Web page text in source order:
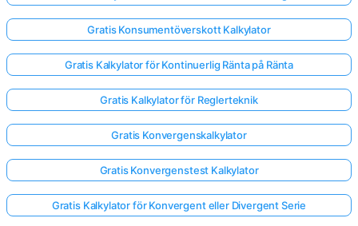
Gratis Konsumentöverskott Kalkylator
Gratis Kalkylator för Kontinuerlig Ränta på Ränta
Gratis Kalkylator för Reglerteknik
Gratis Konvergenskalkylator
Gratis Konvergenstest Kalkylator
Gratis Kalkylator för Konvergent eller Divergent Serie